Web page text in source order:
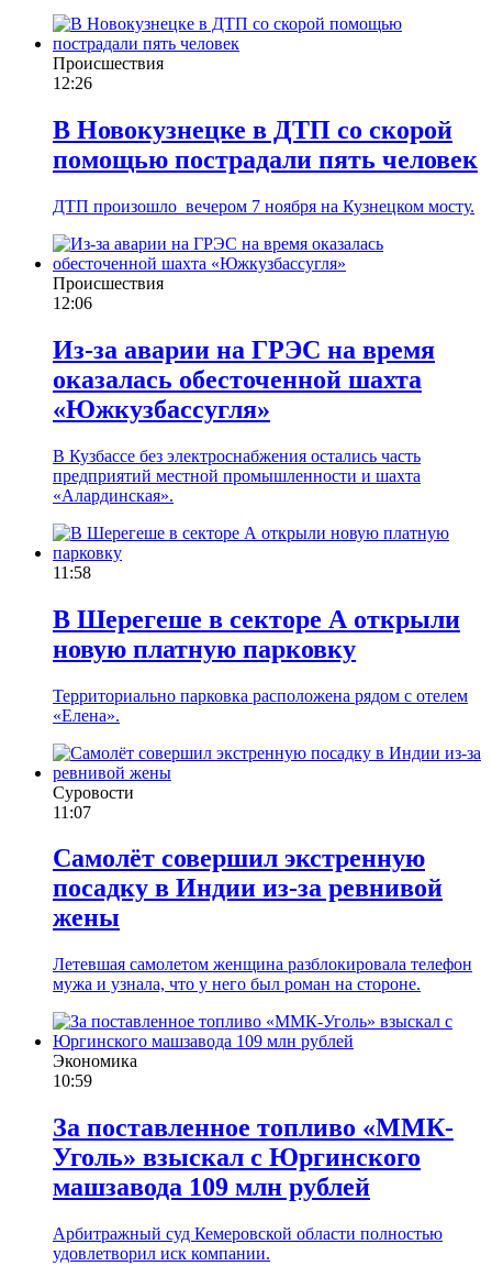
Происшествия
12:26
В Новокузнецке в ДТП со скорой
помощью пострадали пять человек
ДТП произошло вечером 7 ноября на Кузнецком мосту.
Происшествия
12:06
Из-за аварии на ГРЭС на время
оказалась обесточенной шахта
«Южкузбассугля»
В Кузбассе без электроснабжения остались часть
предприятий местной промышленности и шахта
«Алардинская».
11:58
В Шерегеше в секторе А открыли
новую платную парковку
Территориально парковка расположена рядом с отелем
«Елена».
Суровости
11:07
Самолёт совершил экстренную
посадку в Индии из-за ревнивой
жены
Летевшая самолетом женщина разблокировала телефон
мужа и узнала, что у него был роман на стороне.
Экономика
10:59
За поставленное топливо «ММК-
Уголь» взыскал с Юргинского
машзавода 109 млн рублей
Арбитражный суд Кемеровской области полностью
удовлетворил иск компании.